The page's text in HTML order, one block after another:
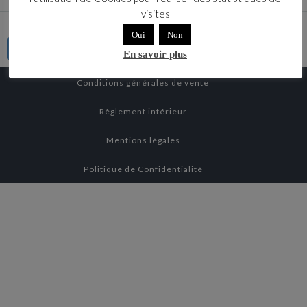
Connaitre mon OPCO
Conditions générales de vente
Règlement intérieur
Mentions légales
Politique de Confidentialité
visites
Oui Non
En savoir plus